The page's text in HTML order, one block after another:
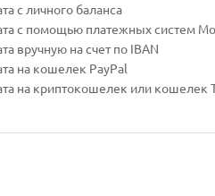
с личного баланса
с помощью платежных систем
вручную на счет по IBAN
на кошелек PayPal
на криптокошелек или кошелек